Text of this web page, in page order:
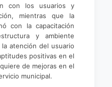
con los usuarios y
mientras que la
con la capacitación
y ambiente
atención del usuario
positivas en el
de mejoras en el
municipal.